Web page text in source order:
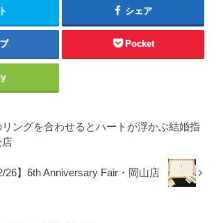
シェア
Pocket
ングを合わせるとハートが浮かぶ結婚指
店
26】6th Anniversary Fair・岡山店